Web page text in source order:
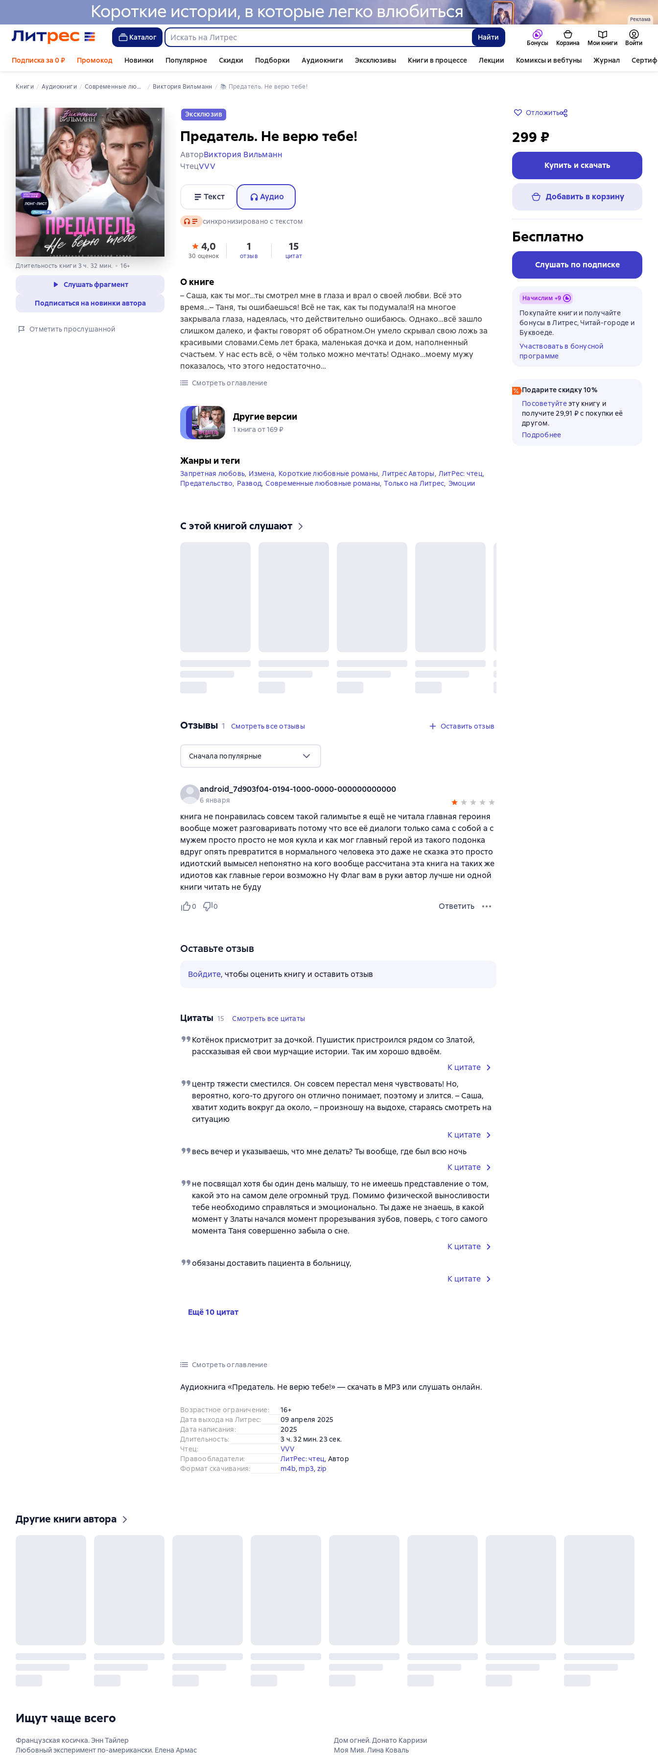
Реклама
Каталог Найти
Бонусы Корзина Мои книги Войти
Подписка за 0 ₽ Промокод Новинки Популярное Скидки Подборки Аудиокниги Эксклюзивы Книги в процессе Лекции Комиксы и вебтуны Журнал
Книги Аудиокниги современные любовные романы Виктория Вильманн 📚 Предатель. Не верю тебе!
Длительность книги 3 ч. 32 мин. 16+
Слушать фрагмент
Подписаться на новинки автора
Отметить прослушанной
Эксклюзив
Предатель. Не верю тебе!
АвторВиктория Вильманн
ЧтецVVV
Текст Аудио
Аудио синхронизировано с текстом
4,0
30 оценок
1
отзыв
15
цитат
Отложить
299 ₽
Купить и скачать
Добавить в корзину
Бесплатно
Слушать по подписке
Начислим +9
Покупайте книги и получайте
бонусы в Литрес, Читай-городе и
Буквоеде.
Участвовать в бонусной
программе
Подарите скидку 10%
Посоветуйтеэту книгу и
получите 29,91 ₽ с покупки её
другом.
Подробнее
О книге
– Саша, как ты мог…ты смотрел мне в глаза и врал о своей любви. Всё это
время…– Таня, ты ошибаешься! Всё не так, как ты подумала!Я на многое
закрывала глаза, надеялась, что действительно ошибаюсь. Однако…всё зашло
слишком далеко, и факты говорят об обратном.Он умело скрывал свою ложь за
красивыми словами.Семь лет брака, маленькая дочка и дом, наполненный
счастьем. У нас есть всё, о чём только можно мечтать! Однако…моему мужу
показалось, что этого недостаточно…
Смотреть оглавление
Другие версии
1 книга от 169 ₽
Жанры и теги
Запретная любовь, Измена, Короткие любовные романы, Литрес Авторы, ЛитРес: чтец,
Предательство, Развод, Современные любовные романы, Только на Литрес, Эмоции
С этой книгой слушают
Отзывы 1 отзыв
1 Смотреть все отзывы Оставить отзыв
Сначала популярные
android_7d903f04-0194-1000-0000-000000000000
6 января
книга не понравилась совсем такой галимытье я ещё не читала главная героиня
вообще может разговаривать потому что все её диалоги только сама с собой а с
мужем просто просто не моя кукла и как мог главный герой из такого подонка
вдруг опять превратится в нормального человека это даже не сказка это просто
идиотский вымысел непонятно на кого вообще рассчитана эта книга на таких же
идиотов как главные герои возможно Ну Флаг вам в руки автор лучше ни одной
книги читать не буду
0 0 Ответить
Оставьте отзыв
Войдите, чтобы оценить книгу и оставить отзыв
Цитаты 15 Смотреть все цитаты
Котёнок присмотрит за дочкой. Пушистик пристроился рядом со Златой,
рассказывая ей свои мурчащие истории. Так им хорошо вдвоём.
К цитате
центр тяжести сместился. Он совсем перестал меня чувствовать! Но,
вероятно, кого-то другого он отлично понимает, поэтому и злится. – Саша,
хватит ходить вокруг да около, – произношу на выдохе, стараясь смотреть на
ситуацию
К цитате
весь вечер и указываешь, что мне делать? Ты вообще, где был всю ночь
К цитате
не посвящал хотя бы один день малышу, то не имеешь представление о том,
какой это на самом деле огромный труд. Помимо физической выносливости
тебе необходимо справляться и эмоционально. Ты даже не знаешь, в какой
момент у Златы начался момент прорезывания зубов, поверь, с того самого
момента Таня совершенно забыла о сне.
К цитате
обязаны доставить пациента в больницу,
К цитате
Ещё 10 цитат
Смотреть оглавление
Аудиокнига «Предатель. Не верю тебе!» — скачать в MP3 или слушать онлайн.
Возрастное ограничение:
16+
Дата выхода на Литрес:
09 апреля 2025
Дата написания:
2025
Длительность:
3 ч. 32 мин. 23 сек.
Чтец:
VVV
Правообладатели: ЛитРес: чтец, Автор
Формат скачивания: m4b, mp3, zip
Другие книги автора
Ищут чаще всего
Французская косичка. Энн Тайлер
Любовный эксперимент по-американски. Елена Армас
Дом огней. Донато Карризи
Моя Мия. Лина Коваль